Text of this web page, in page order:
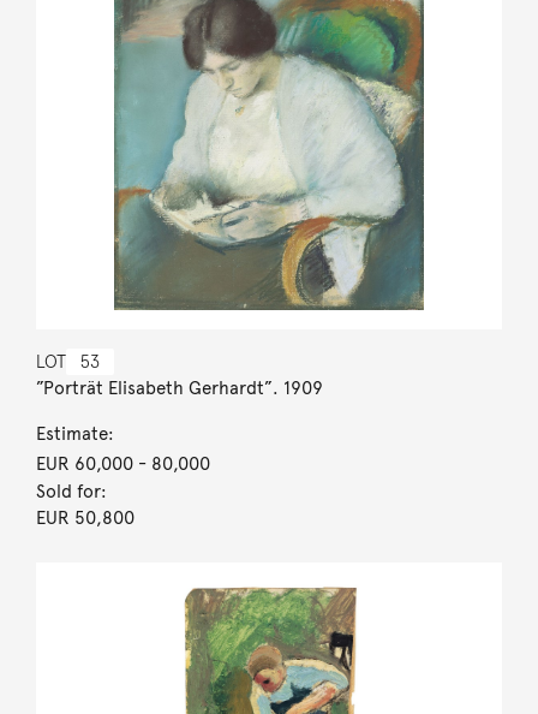
LOT 53
”Porträt Elisabeth Gerhardt”. 1909
Estimate:
EUR 60,000- 80,000
Sold for:
EUR 50,800